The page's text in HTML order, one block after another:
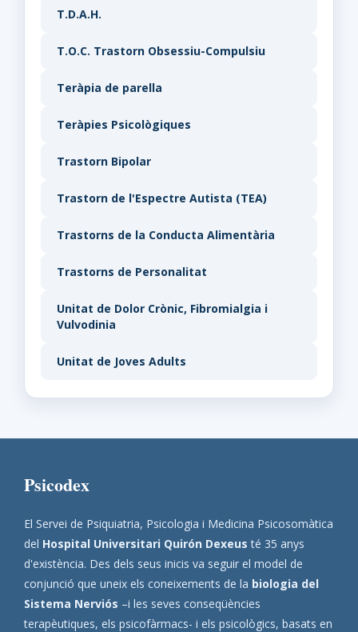
T.D.A.H.
T.O.C. Trastorn Obsessiu-Compulsiu
Teràpia de parella
Teràpies Psicològiques
Trastorn Bipolar
Trastorn de l'Espectre Autista (TEA)
Trastorns de la Conducta Alimentària
Trastorns de Personalitat
Unitat de Dolor Crònic, Fibromialgia i
Vulvodinia
Unitat de Joves Adults
Psicodex
El Servei de Psiquiatria, Psicologia i Medicina Psicosomàtica
del Hospital Universitari Quirón Dexeus té 35 anys
d'existència. Des dels seus inicis va seguir el model de
conjunció que uneix els coneixements de la biologia del
Sistema Nerviós –i les seves conseqüències
terapèutiques, els psicofàrmacs- i els psicològics, basats en